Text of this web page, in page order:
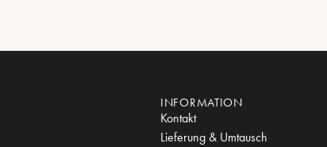
INFORMATION
Kontakt
Lieferung & Umtausch